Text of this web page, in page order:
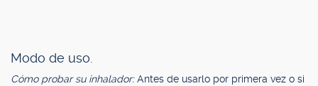
Modo de uso.
Cómo probar su inhalador:Antes de usarlo por primera vez o si